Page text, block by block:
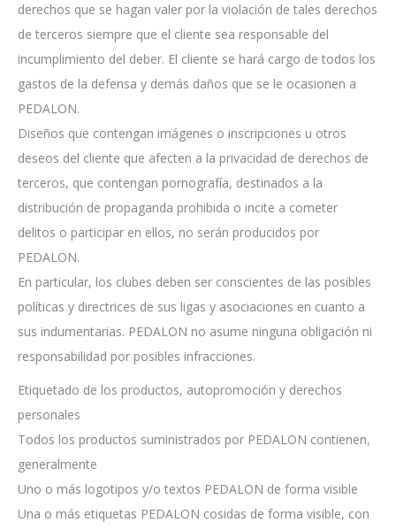
derechos que se hagan valer por la violación de tales derechos
de terceros siempre que el cliente sea responsable del
incumplimiento del deber. El cliente se hará cargo de todos los
gastos de la defensa y demás daños que se le ocasionen a
PEDALON.
Diseños que contengan imágenes o inscripciones u otros
deseos del cliente que afecten a la privacidad de derechos de
terceros, que contengan pornografía, destinados a la
distribución de propaganda prohibida o incite a cometer
delitos o participar en ellos, no serán producidos por
PEDALON.
En particular, los clubes deben ser conscientes de las posibles
políticas y directrices de sus ligas y asociaciones en cuanto a
sus indumentarias. PEDALON no asume ninguna obligación ni
responsabilidad por posibles infracciones.
Etiquetado de los productos, autopromoción y derechos
personales
Todos los productos suministrados por PEDALON contienen,
generalmente
Uno o más logotipos y/o textos PEDALON de forma visible
Una o más etiquetas PEDALON cosidas de forma visible, con